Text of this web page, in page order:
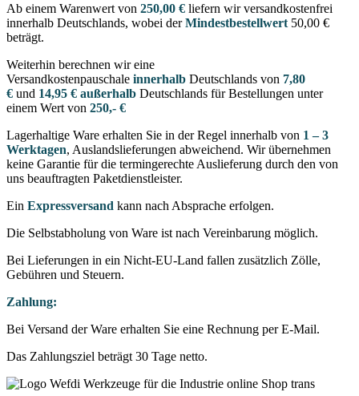
Ab einem Warenwert von 250,00 € liefern wir versandkostenfrei
innerhalb Deutschlands, wobei derMindestbestellwert 50,00 €
beträgt.
Weiterhin berechnen wir eine
Versandkostenpauschale innerhalb Deutschlands von 7,80
€ und 14,95 € außerhalb Deutschlands für Bestellungen unter
einem Wert von 250,- €
Lagerhaltige Ware erhalten Sie in der Regel innerhalb von 1 – 3
Werktagen, Auslandslieferungen abweichend. Wir übernehmen
keine Garantie für die termingerechte Auslieferung durch den von
uns beauftragten Paketdienstleister.
Ein Expressversand kann nach Absprache erfolgen.
Die Selbstabholung von Ware ist nach Vereinbarung möglich.
Bei Lieferungen in ein Nicht-EU-Land fallen zusätzlich Zölle,
Gebühren und Steuern.
Zahlung:
Bei Versand der Ware erhalten Sie eine Rechnung per E-Mail.
Das Zahlungsziel beträgt 30 Tage netto.